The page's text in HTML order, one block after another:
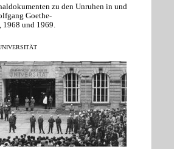
zu den Unruhen in und
Goethe-
und 1969.